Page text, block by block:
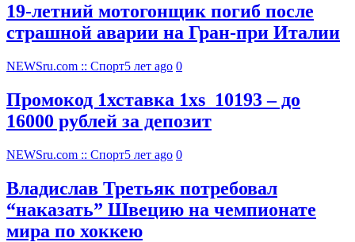
19-летний мотогонщик погиб после
страшной аварии на Гран-при Италии
NEWSru.com :: Спорт5 лет ago 0
Промокод 1хставка 1xs_10193 – до
16000 рублей за депозит
NEWSru.com :: Спорт5 лет ago 0
Владислав Третьяк потребовал
“наказать” Швецию на чемпионате
мира по хоккею